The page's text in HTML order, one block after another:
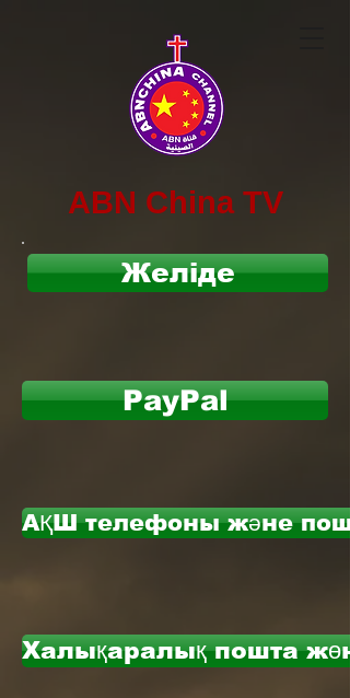
ABN China TV
Желіде
PayPal
АҚШ телефоны және
Халықаралық пошта